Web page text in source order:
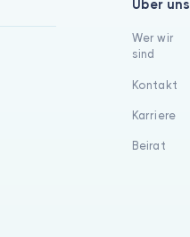
Über uns
Wer wir
sind
Kontakt
Karriere
Beirat